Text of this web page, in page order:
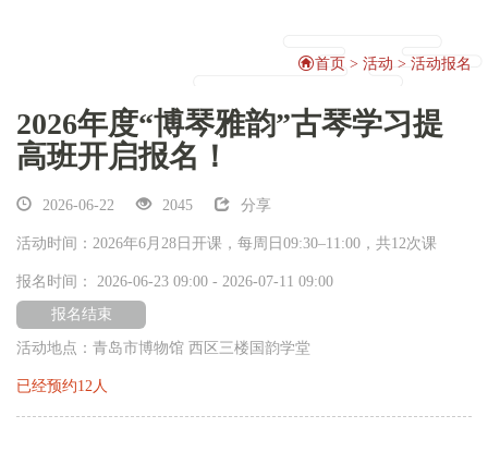
首页 > 活动 > 活动报名
2026年度“博琴雅韵”古琴学习提
高班开启报名！
2026-06-22 2045 分享
活动时间：2026年6月28日开课，每周日09:30–11:00，共12次课
报名时间： 2026-06-23 09:00 - 2026-07-11 09:00
报名结束
活动地点：青岛市博物馆 西区三楼国韵学堂
已经预约12人